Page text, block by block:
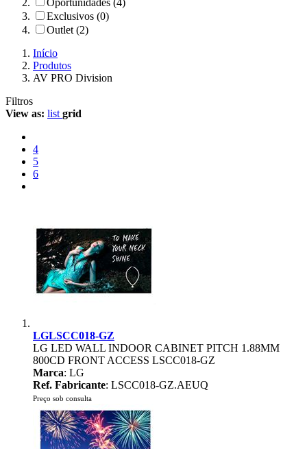
Oportunidades (4)
Exclusivos (0)
Outlet (2)
Início
Produtos
AV PRO Division
Filtros
View as: list grid
4
5
6
LGLSCC018-GZ
LG LED WALL INDOOR CABINET PITCH 1.88MM
800CD FRONT ACCESS LSCC018-GZ
Marca: LG
Ref. Fabricante: LSCC018-GZ.AEUQ
Preço sob consulta